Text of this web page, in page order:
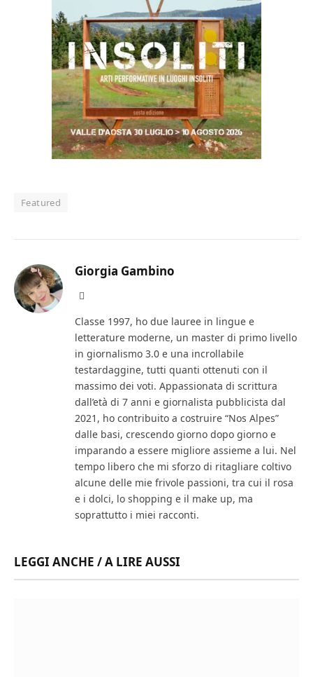
Featured
Giorgia Gambino
Classe 1997, ho due lauree in lingue e
letterature moderne, un master di primo livello
in giornalismo 3.0 e una incrollabile
testardaggine, tutti quanti ottenuti con il
massimo dei voti. Appassionata di scrittura
dall’età di 7 anni e giornalista pubblicista dal
2021, ho contribuito a costruire “Nos Alpes”
dalle basi, crescendo giorno dopo giorno e
imparando a essere migliore assieme a lui. Nel
tempo libero che mi sforzo di ritagliare coltivo
alcune delle mie frivole passioni, tra cui il rosa
e i dolci, lo shopping e il make up, ma
soprattutto i miei racconti.
LEGGI ANCHE / A LIRE AUSSI